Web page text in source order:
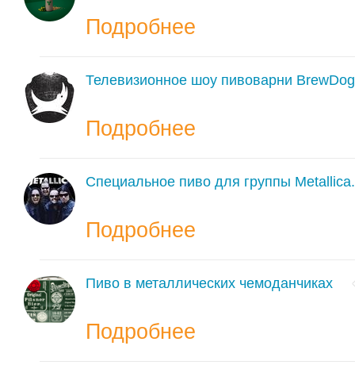
Подробнее
Телевизионное шоу пивоварни
Подробнее
Специальное пиво для группы Metallica.
Подробнее
Пиво в металлических чемоданчиках
Подробнее